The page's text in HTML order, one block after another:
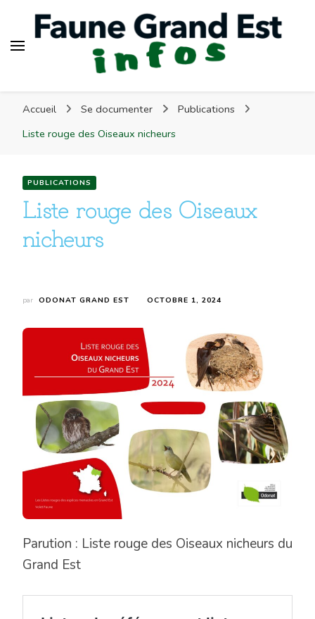
Accueil Se documenter
Publications
Liste rouge des Oiseaux nicheurs
PUBLICATIONS
Liste rouge des Oiseaux
nicheurs
par ODONAT GRAND EST OCTOBRE 1, 2024
Parution : Liste rouge des Oiseaux nicheurs du
Grand Est